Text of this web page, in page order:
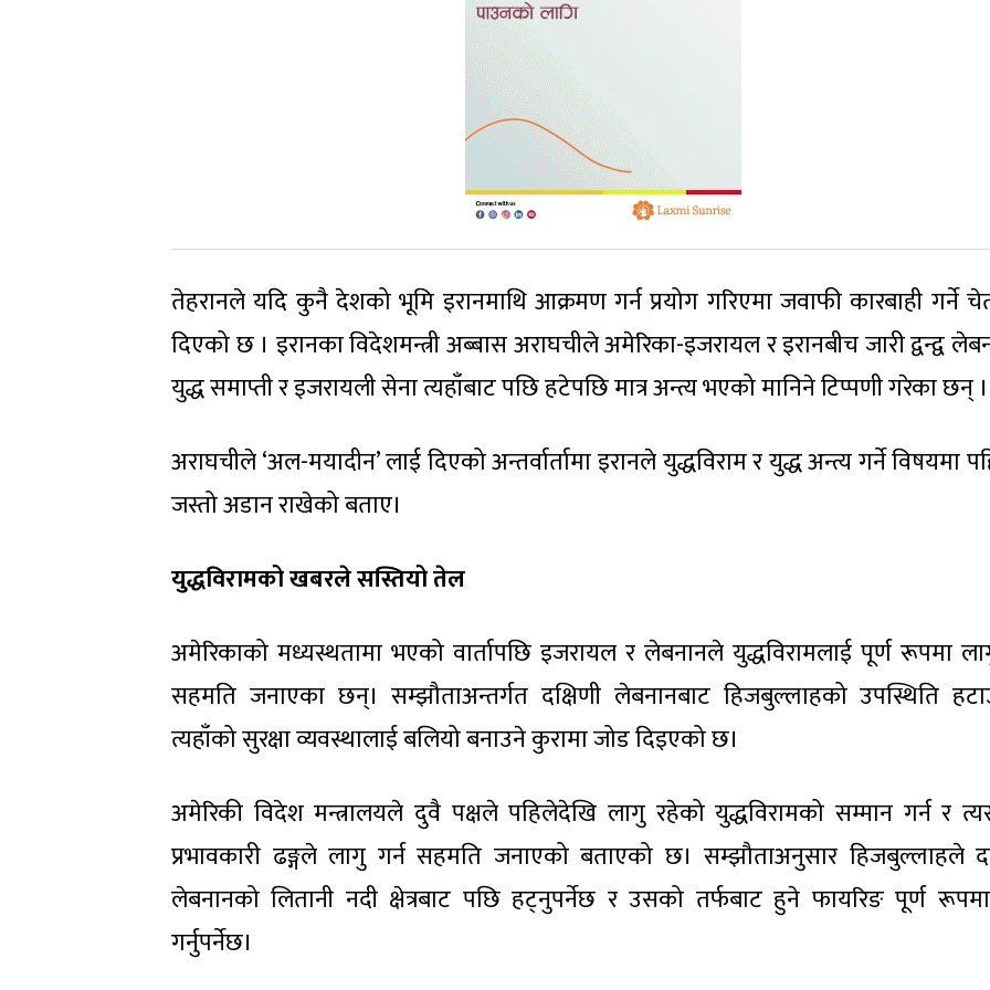
तेहरानले यदि कुनै देशको भूमि इरानमाथि आक्रमण गर्न प्रयोग गरिएमा जवाफी कारबाही गर्ने
दिएको छ । इरानका विदेशमन्त्री अब्बास अराघचीले अमेरिका-इजरायल र इरानबीच जारी द्वन्द्व
युद्ध समाप्ती र इजरायली सेना त्यहाँबाट पछि हटेपछि मात्र अन्त्य भएको मानिने टिप्पणी गरेका छन् ।
अराघचीले ‘अल-मयादीन’ लाई दिएको अन्तर्वार्तामा इरानले युद्धविराम र युद्ध अन्त्य गर्ने विषयमा
जस्तो अडान राखेको बताए।
युद्धविरामको खबरले सस्तियो तेल
अमेरिकाको मध्यस्थतामा भएको वार्तापछि इजरायल र लेबनानले युद्धविरामलाई पूर्ण रूपमा
सहमति जनाएका छन्। सम्झौताअन्तर्गत दक्षिणी लेबनानबाट हिजबुल्लाहको उपस्थिति
त्यहाँको सुरक्षा व्यवस्थालाई बलियो बनाउने कुरामा जोड दिइएको छ।
अमेरिकी विदेश मन्त्रालयले दुवै पक्षले पहिलेदेखि लागु रहेको युद्धविरामको सम्मान गर्न र
प्रभावकारी ढङ्गले लागु गर्न सहमति जनाएको बताएको छ। सम्झौताअनुसार हिजबुल्लाहले
लेबनानको लितानी नदी क्षेत्रबाट पछि हट्नुपर्नेछ र उसको तर्फबाट हुने फायरिङ पूर्ण
गर्नुपर्नेछ।